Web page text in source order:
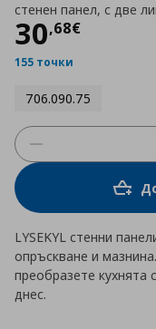
стенен панел, с две
30,68€
Цена
155 точки
706.090.75
LYSEKYL стенни
опръскване и
преобразете
днес.